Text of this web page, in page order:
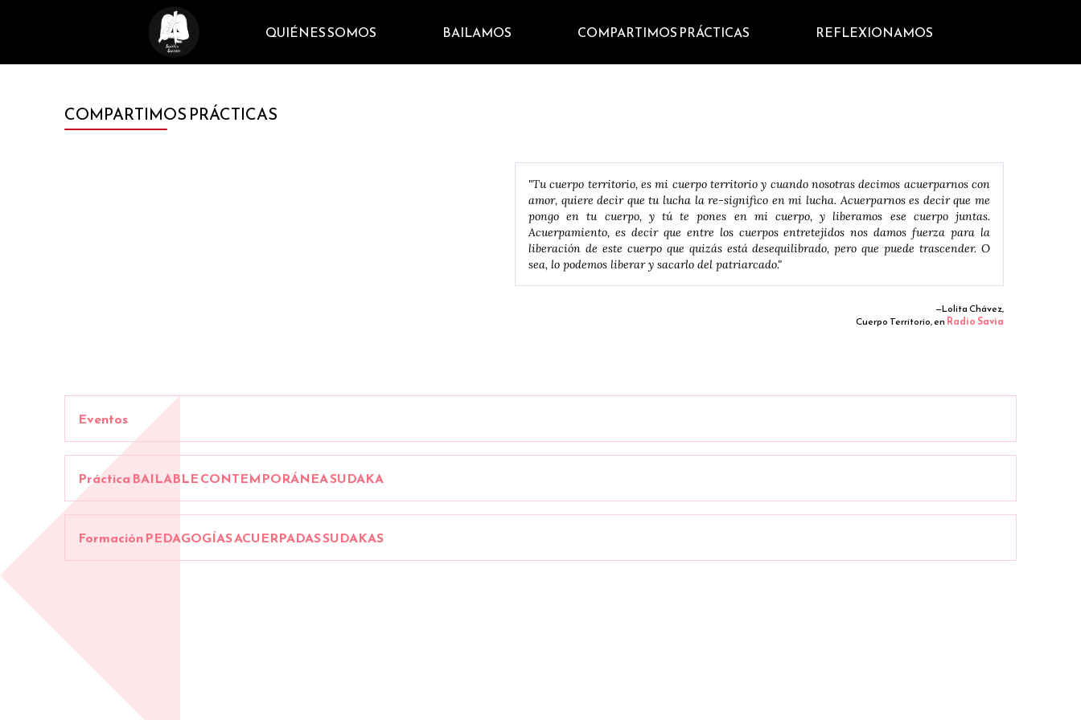
QUIÉNES SOMOS BAILAMOS COMPARTIMOS PRÁCTICAS REFLEXIONAMOS
COMPARTIMOS PRÁCTICAS
"Tu cuerpo territorio, es mi cuerpo territorio y cuando nosotras decimos acuerparnos con
amor, quiere decir que tu lucha la re-significo en mi lucha. Acuerparnos es decir que me
pongo en tu cuerpo, y tú te pones en mi cuerpo, y liberamos ese cuerpo juntas.
Acuerpamiento, es decir que entre los cuerpos entretejidos nos damos fuerza para la
liberación de este cuerpo que quizás está desequilibrado, pero que puede trascender. O
sea, lo podemos liberar y sacarlo del patriarcado."
—Lolita Chávez,
Cuerpo Territorio, en Radio Savia
Eventos
Práctica BAILABLE CONTEMPORÁNEA SUDAKA
Formación PEDAGOGÍAS ACUERPADAS SUDAKAS